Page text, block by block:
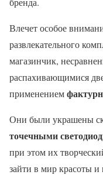
Влечет особое
развлекательного
магазинчик,
распахивающимися
применением
Они были украшены
точечными
при этом их
зайти в мир красоты и